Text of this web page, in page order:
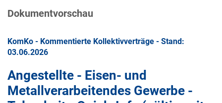
Dokumentvorschau
KomKo - Kommentierte Kollektivverträge - Stand:
03.06.2026
Angestellte - Eisen- und
Metallverarbeitendes Gewerbe -